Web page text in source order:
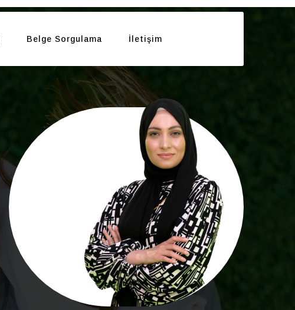
Belge Sorgulama İletişim